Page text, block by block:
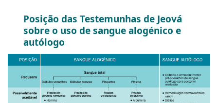
Posição das Testemunhas de Jeová
sobre o uso de sangue alogénico e
autólogo